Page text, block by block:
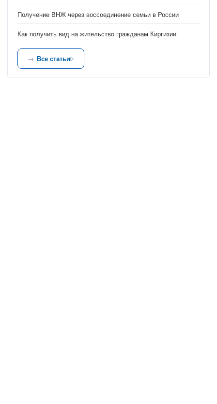
Получение ВНЖ через воссоединение семьи в России
Как получить вид на жительство гражданам Киргизии
Все статьи